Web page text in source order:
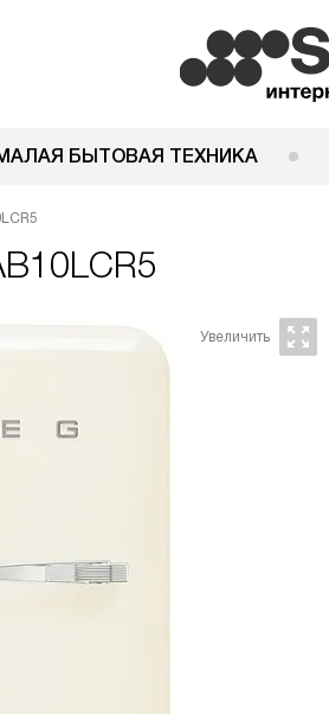
БЫТОВАЯ ТЕХНИКА